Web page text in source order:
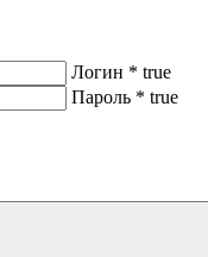
Логин * true
Пароль * true